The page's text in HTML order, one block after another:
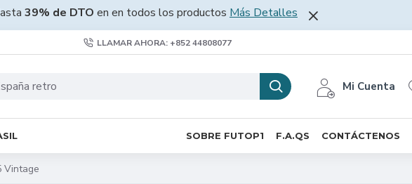
39% de DTO en en todos los productos Más Detalles
LLAMAR AHORA: +852 44808077
Mi Cuenta
SOBRE FUTOP1 F.A.QS CONTÁCTENOS
Vintage